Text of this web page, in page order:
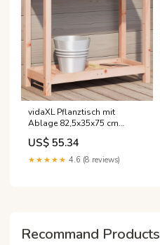
vidaXL Pflanztisch mit
Ablage 82,5x35x75 cm
Massivholz Douglasie
Color:Braun
US$ 55.34
★★★★★ 4.6 (8 reviews)
Recommand Products